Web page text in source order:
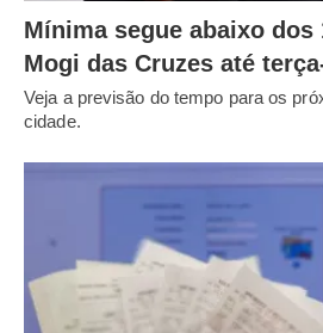
Mínima segue abaixo dos
Mogi das Cruzes até
Veja a previsão do tempo para os
cidade.